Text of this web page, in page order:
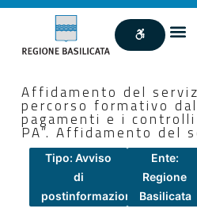
Affidamento del
percorso formativo
pagamenti e i
PA”. Affidamento del
Tipo: Avviso
di
postinformazione
Ente:
Regione
Basilicata